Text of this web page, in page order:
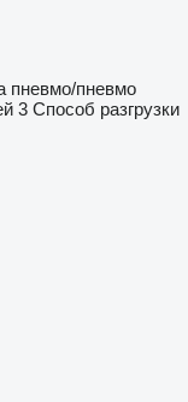
пневмо/пневмо
3 Способ разгрузки